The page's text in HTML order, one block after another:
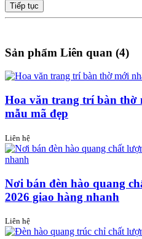
Tiếp tục
Sản phẩm Liên quan (4)
Hoa văn trang trí bàn thờ
mẫu mã đẹp
Liên hệ
Nơi bán đèn hào quang
2026 giao hàng nhanh
Liên hệ